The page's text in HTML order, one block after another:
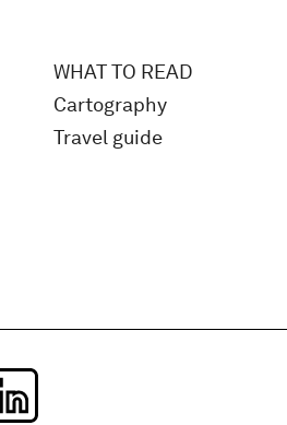
WHAT TO READ
Cartography
Travel guide